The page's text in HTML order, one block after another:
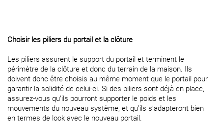
Choisir les piliers du portail et la clôture
Les piliers assurent le support du portail et terminent le
périmètre de la clôture et donc du terrain de la maison. Ils
doivent donc être choisis au même moment que le portail pour
garantir la solidité de celui-ci. Si des piliers sont déjà en place,
assurez-vous qu’ils pourront supporter le poids et les
mouvements du nouveau système, et qu’ils s’adapteront bien
en termes de look avec le nouveau portail.